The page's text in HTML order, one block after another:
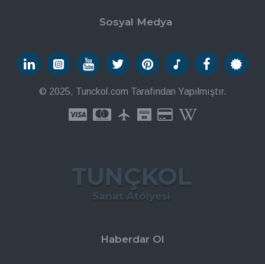
Sosyal Medya
© 2025, Tunckol.com Tarafından Yapılmıştır.
TUNÇKOL
Sanat Atölyesi
Haberdar Ol